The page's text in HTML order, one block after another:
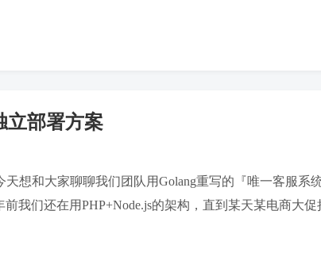
立部署方案
想和大家聊聊我们团队用Golang重写的『唯一客服
我们还在用PHP+Node.js的架构，直到某天某电商